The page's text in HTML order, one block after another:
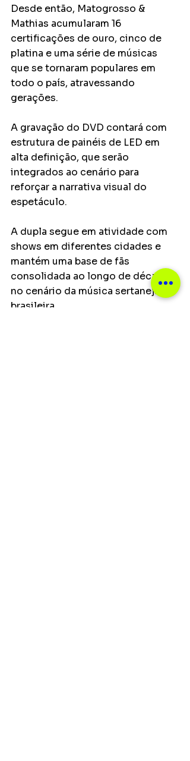
Desde então, Matogrosso &
Mathias acumularam 16
certificações de ouro, cinco de
platina e uma série de músicas
que se tornaram populares em
todo o país, atravessando
gerações.
A gravação do DVD contará com
estrutura de painéis de LED em
alta definição, que serão
integrados ao cenário para
reforçar a narrativa visual do
espetáculo.
A dupla segue em atividade com
shows em diferentes cidades e
mantém uma base de fãs
consolidada ao longo de décadas
no cenário da música sertaneja
brasileira.